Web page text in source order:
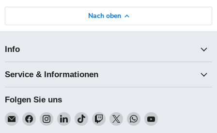
Nach oben
Info
Service & Informationen
Folgen Sie uns
Email
Talk-
Finden
Sie
Finden
Sie
Finden
Sie
Finden
Sie
Finden
Sie
Finden
Sie
Finden
Sie
Finden